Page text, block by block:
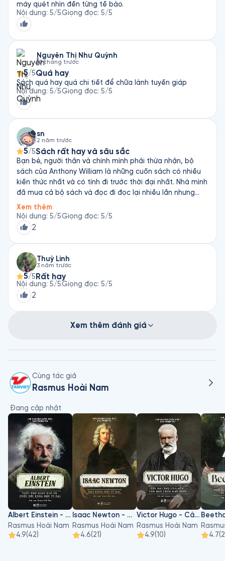
máy quét nhìn đến từng tế bào.
Nội dung: 5/5Giọng đọc: 5/5
Nguyễn Thị Như Quỳnh
10 tháng trước
5/5Quá hay
Sách quá hay quá chi tiết để chữa lành tuyến giáp
Nội dung: 5/5Giọng đọc: 5/5
sn
2 năm trước
5/5Sách rất hay và sâu sắc
Bạn bè, người thân và chính mình phải thừa nhận, bộ
sách của Anthony William là những cuốn sách có nhiều
kiến thức nhất và có tính đi trước thời đại nhất. Nhà mình
đã mua cả bộ sách và đọc đi đọc lại nhiều lần nhưng
vẫn thấy choáng ngợp bởi nguồn kiến thức khổng lồ của
ông. Cảm ơn tác giả và cảm ơn Fonos vì đã mang cuốn
sách phổ biến rộng rãi cho người đọc ❤️
Xem thêm
Nội dung: 5/5Giọng đọc: 5/5
2
Thuỳ Linh
3 năm trước
5/5 Rất hay
Nội dung: 5/5Giọng đọc: 5/5
2
Xem thêm đánh giá
Cùng tác giả
Rasmus Hoài Nam
Đang cập nhật
Albert Einstein - Tuổi Thơ Gian Khó Và Cuộc Đời Khoa Học Vĩ Đại
Rasmus Hoài Nam
4.9(42)
Isaac Newton - Nhà Khoa Học Vĩ Đại
Rasmus Hoài Nam
4.6(21)
Victor Hugo - Cây Đại Thụ Của Nền Văn Học Lãng Mạn Pháp
Rasmus Hoài Nam
4.9(10)
4.7(